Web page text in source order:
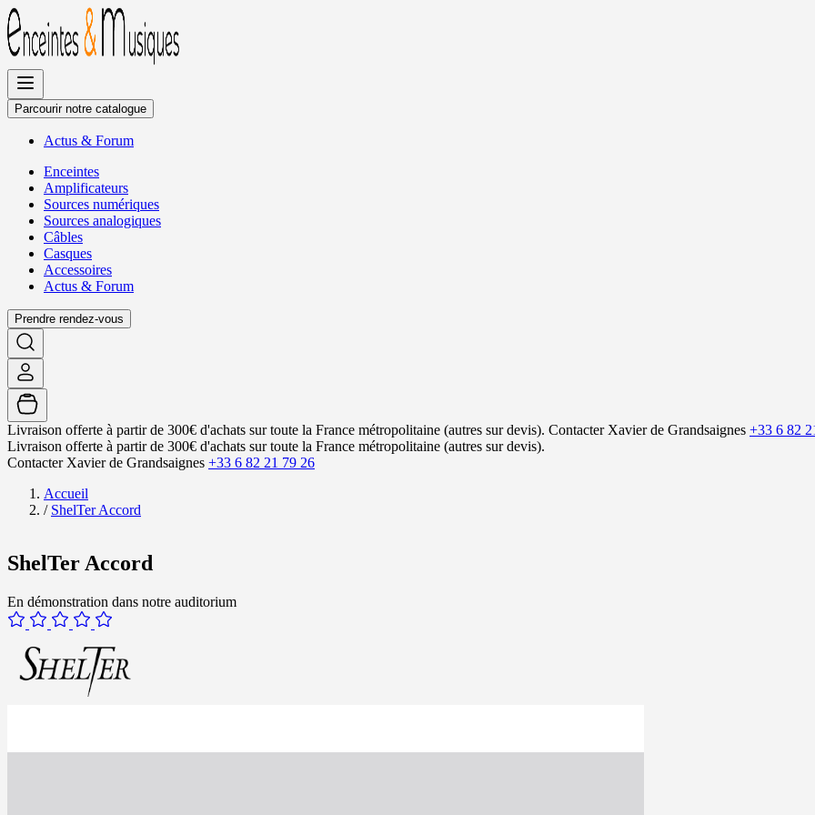
Allez
au
contenu
Parcourir notre catalogue
Actus & Forum
Enceintes
Amplificateurs
Sources numériques
Sources analogiques
Câbles
Casques
Accessoires
Actus & Forum
Prendre rendez-vous
Livraison offerte à partir de 300€ d'achats sur toute la France métropolitaine (autres sur devis). Contacter Xavier de Grandsaignes +33 6 82
Livraison offerte à partir de 300€ d'achats sur toute la France métropolitaine (autres sur devis).
Contacter Xavier de Grandsaignes +33 6 82 21 79 26
Accueil
/ ShelTer Accord
ShelTer Accord
En démonstration dans notre auditorium